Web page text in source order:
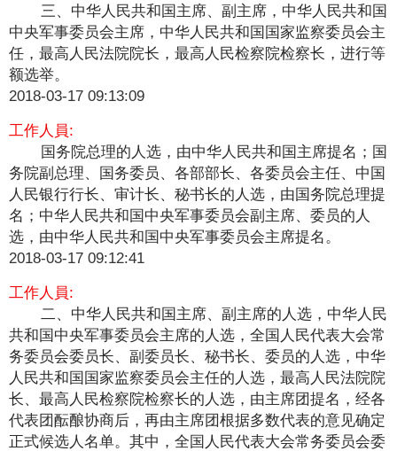
三、中华人民共和国主席、副主席，中华人民共和国
中央军事委员会主席，中华人民共和国国家监察委员会主
任，最高人民法院院长，最高人民检察院检察长，进行等
额选举。
2018-03-17 09:13:09
工作人員:
国务院总理的人选，由中华人民共和国主席提名；国
务院副总理、国务委员、各部部长、各委员会主任、中国
人民银行行长、审计长、秘书长的人选，由国务院总理提
名；中华人民共和国中央军事委员会副主席、委员的人
选，由中华人民共和国中央军事委员会主席提名。
2018-03-17 09:12:41
工作人員:
二、中华人民共和国主席、副主席的人选，中华人民
共和国中央军事委员会主席的人选，全国人民代表大会常
务委员会委员长、副委员长、秘书长、委员的人选，中华
人民共和国国家监察委员会主任的人选，最高人民法院院
长、最高人民检察院检察长的人选，由主席团提名，经各
代表团酝酿协商后，再由主席团根据多数代表的意见确定
正式候选人名单。其中，全国人民代表大会常务委员会委